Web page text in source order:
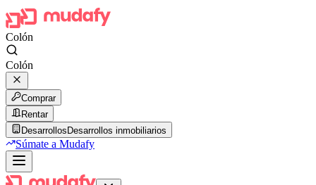
Colón
Colón
Comprar
Rentar
Desarrollos Desarrollos inmobiliarios
Súmate a Mudafy